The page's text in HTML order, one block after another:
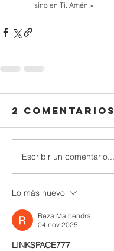
sino en Ti. Amén.»
2 comentarios
Escribir un comentario...
Lo más nuevo
Reza Malhendra
04 nov 2025
LINKSPACE777